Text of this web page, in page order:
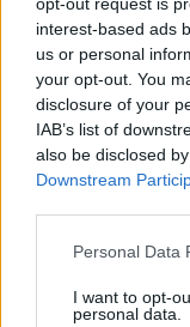
interest-based ads
us or personal
your opt-out. You
disclosure of your
IAB’s list of
also be disclosed
Downstream
Personal Data
I want to opt-
personal data.